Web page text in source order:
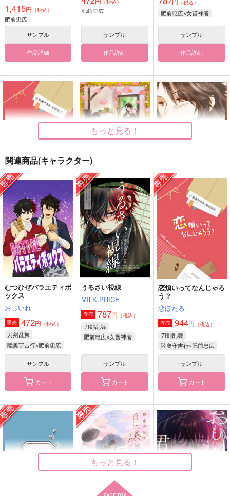
1,415円 （税込）
肥前忠広
サンプル
作品詳細
肥前忠広
サンプル
作品詳細
（税込）
肥前忠広×女審神者
サンプル
作品詳細
恋煩いってなんじゃろ
う？
恋ほたる
944円（税込）
陸奥守吉行×肥前忠広
サンプル
作品詳細
在る森の物語4
84
858円（税込）
陸奥守吉行×肥前忠広
サンプル
作品詳細
ふゆ、そばにいるよ。
こころのこり
629円（税込）
陸奥守吉行×肥前忠広
サンプル
作品詳細
色彩標本
ミスった
（税込）
肥前忠広×女審神者
ルミネッセンス
フォーマルハウト
865円（税込）
肥前忠広×南海太郎朝尊
サンプル
作品詳細
さんふりぐらし
らでんばん
787円（税込）
肥前忠広
もっと見る！
関連商品(キャラクター)
むつひぜバラエティボ
ックス
おしいれ
専売 472円 （税込）
刀剣乱舞
陸奥守吉行×肥前忠広
サンプル
カート
うるさい視線
MILK PRICE
専売 787円 （税込）
刀剣乱舞
肥前忠広×女審神者
サンプル
カート
恋煩いってなんじゃろ
う？
恋ほたる
専売 944円 （税込）
刀剣乱舞
陸奥守吉行×肥前忠広
サンプル
カート
もっと見る！